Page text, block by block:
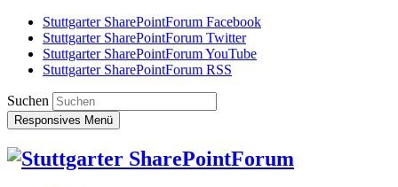
Stuttgarter SharePointForum Facebook
Stuttgarter SharePointForum Twitter
Stuttgarter SharePointForum YouTube
Stuttgarter SharePointForum RSS
Suchen
Responsives Menü